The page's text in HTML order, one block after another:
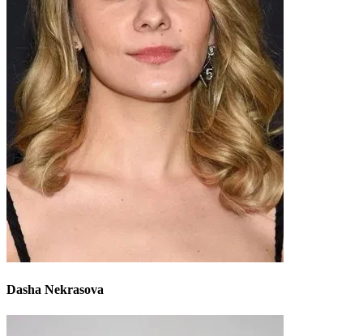
Dasha Nekrasova